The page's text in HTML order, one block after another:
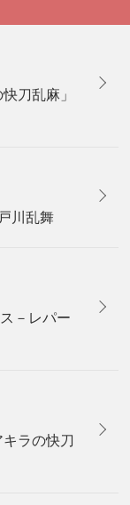
刀乱麻」
川乱舞
－レパー
キラの快刀